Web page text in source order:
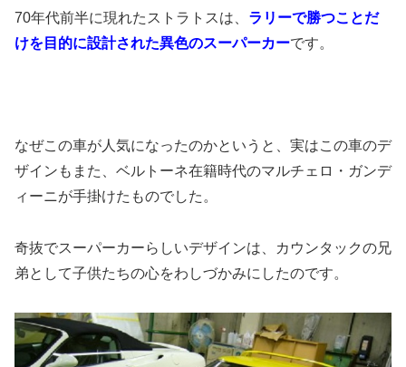
70年代前半に現れたストラトスは、 ラリーで勝つことだ
けを目的に設計された異色のスーパーカーです。
なぜこの車が人気になったのかというと、実はこの車のデ
ザインもまた、ベルトーネ在籍時代のマルチェロ・ガンデ
ィーニが手掛けたものでした。
奇抜でスーパーカーらしいデザインは、カウンタックの兄
弟として子供たちの心をわしづかみにしたのです。